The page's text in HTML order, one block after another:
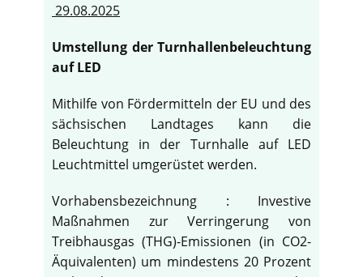
29.08.2025
Umstellung der Turnhallenbeleuchtung
auf LED
Mithilfe von Fördermitteln der EU und des
sächsischen Landtages kann die
Beleuchtung in der Turnhalle auf LED
Leuchtmittel umgerüstet werden.
Vorhabensbezeichnung : Investive
Maßnahmen zur Verringerung von
Treibhausgas (THG)-Emissionen (in CO2-
Äquivalenten) um mindestens 20 Prozent